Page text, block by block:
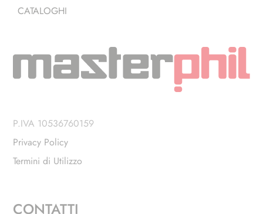
CATALOGHI
P.IVA 10536760159
Privacy Policy
Termini di Utilizzo
CONTATTI